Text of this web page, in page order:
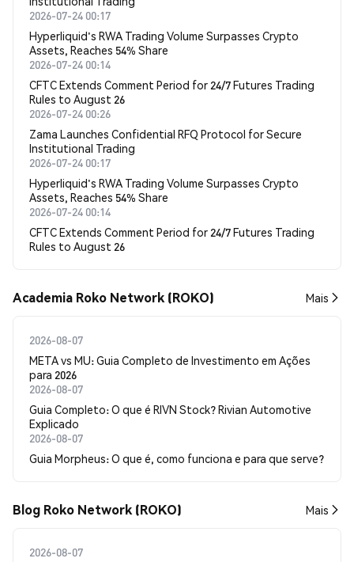
2026-07-24 00:17
Hyperliquid's RWA Trading Volume Surpasses Crypto
Assets, Reaches 54% Share
2026-07-24 00:14
CFTC Extends Comment Period for 24/7 Futures Trading
Rules to August 26
2026-07-24 00:26
Zama Launches Confidential RFQ Protocol for Secure
Institutional Trading
2026-07-24 00:17
Hyperliquid's RWA Trading Volume Surpasses Crypto
Assets, Reaches 54% Share
2026-07-24 00:14
CFTC Extends Comment Period for 24/7 Futures Trading
Rules to August 26
Academia Roko Network (ROKO) Mais
2026-08-07
META vs MU: Guia Completo de Investimento em Ações
para 2026
2026-08-07
Guia Completo: O que é RIVN Stock? Rivian Automotive
Explicado
2026-08-07
Guia Morpheus: O que é, como funciona e para que serve?
Blog Roko Network (ROKO) Mais
2026-08-07